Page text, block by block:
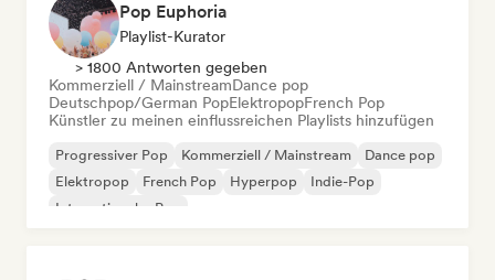
Pop Euphoria
Playlist-Kurator
> 1800 Antworten gegeben
Kommerziell / MainstreamDance pop
Deutschpop/German PopElektropopFrench Pop
Künstler zu meinen einflussreichen Playlists hinzufügen
Progressiver Pop Kommerziell / Mainstream
Dance pop
Elektropop
French Pop Hyperpop
Indie-Pop
Internationaler Pop